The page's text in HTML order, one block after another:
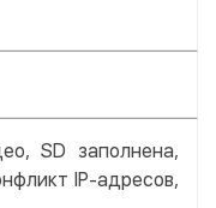
SD заполнена,
IP-адресов,